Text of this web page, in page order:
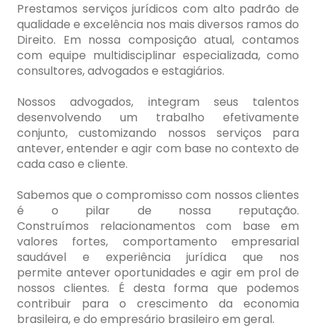
Prestamos serviços jurídicos com alto padrão de
qualidade e excelência nos mais diversos ramos do
Direito. Em nossa composição atual, contamos
com equipe multidisciplinar especializada, como
consultores, advogados e estagiários.
Nossos advogados, integram seus talentos
desenvolvendo um trabalho efetivamente
conjunto, customizando nossos serviços para
antever, entender e agir com base no contexto de
cada caso e cliente.
Sabemos que o compromisso com nossos clientes
é o pilar de nossa reputação.
Construímos relacionamentos com base em
valores fortes, comportamento empresarial
saudável e experiência jurídica que nos
permite antever oportunidades e agir em prol de
nossos clientes. É desta forma que podemos
contribuir para o crescimento da economia
brasileira, e do empresário brasileiro em geral.